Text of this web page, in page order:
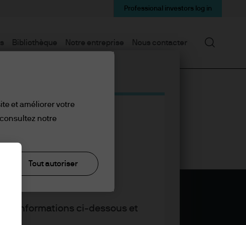
informations ci-dessous et
Bibliothèque Notre entreprise Nous contacter
Professional investors log in
et améliorer votre
notre
Tout autoriser